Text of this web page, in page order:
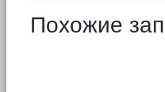
Похожие